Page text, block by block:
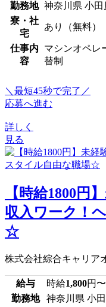
勤務地 神奈川県 小田
寮・社
宅
あり（無料）
仕事内
容
マシンオペレ
替制
＼最短45秒で完了／
応募へ進む
詳しく
見る
【時給1800円
収入ワーク！
☆
株式会社綜合キャリア
給与 時給1,800円〜
勤務地
神奈川県 小